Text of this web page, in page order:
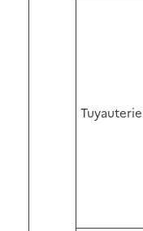
Tuyauterie